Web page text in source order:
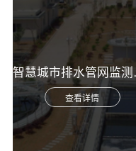
智慧
查看详情